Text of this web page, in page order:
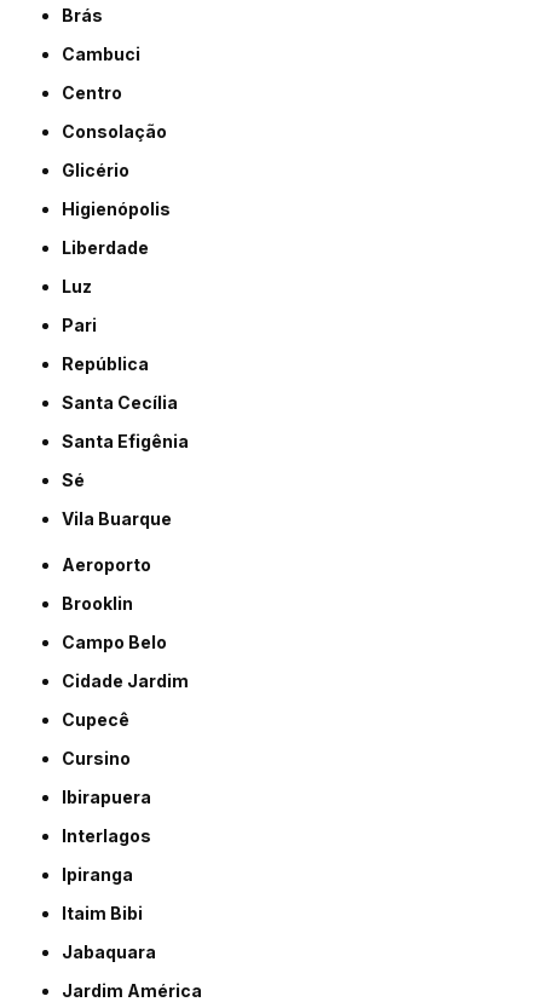
Brás
Cambuci
Centro
Consolação
Glicério
Higienópolis
Liberdade
Luz
Pari
República
Santa Cecília
Santa Efigênia
Sé
Vila Buarque
Aeroporto
Brooklin
Campo Belo
Cidade Jardim
Cupecê
Cursino
Ibirapuera
Interlagos
Ipiranga
Itaim Bibi
Jabaquara
Jardim América